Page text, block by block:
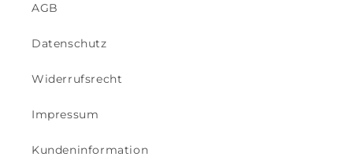
AGB
Datenschutz
Widerrufsrecht
Impressum
Kundeninformation